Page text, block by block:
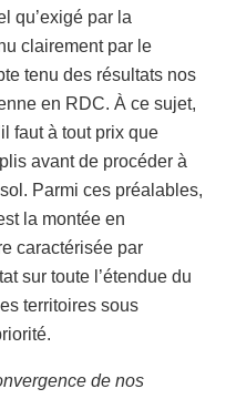
qu’exigé par la
clairement par le
tenu des résultats nos
en RDC. À ce sujet,
faut à tout prix que
avant de procéder à
Parmi ces préalables,
la montée en
caractérisée par
sur toute l’étendue du
territoires sous
de nos